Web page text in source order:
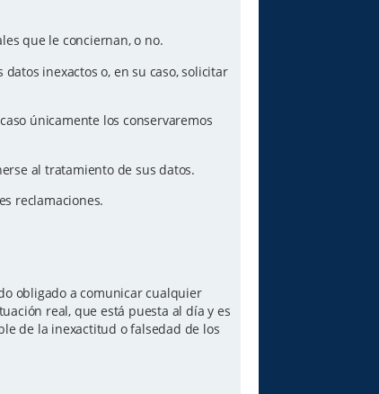
que le conciernan, o no.
inexactos o, en su caso, solicitar
únicamente los conservaremos
al tratamiento de sus datos.
reclamaciones.
obligado a comunicar cualquier
real, que está puesta al día y es
de la inexactitud o falsedad de los